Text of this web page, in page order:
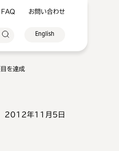
FAQ お問い合わせ
English
を達成
2012年11月5日